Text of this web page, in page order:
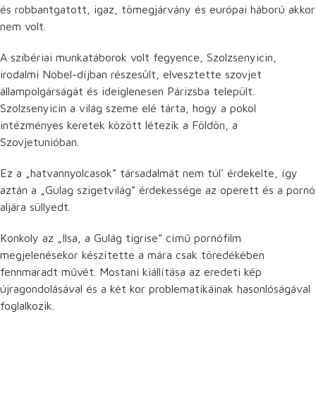
és robbantgatott, igaz, tömegjárvány és európai háború akkor
nem volt.
A szibériai munkatáborok volt fegyence, Szolzsenyicin,
irodalmi Nobel-díjban részesült, elvesztette szovjet
állampolgárságát és ideiglenesen Párizsba települt.
Szolzsenyicin a világ szeme elé tárta, hogy a pokol
intézményes keretek között létezik a Földön, a
Szovjetunióban.
Ez a „hatvannyolcasok” társadalmát nem túl' érdekelte, így
aztán a „Gulag szigetvilág” érdekessége az operett és a pornó
aljára süllyedt.
Konkoly az „Ilsa, a Gulág tigrise” című pornófilm
megjelenésekor készítette a mára csak töredékében
fennmaradt művét. Mostani kiállítása az eredeti kép
újragondolásával és a két kor problematikáinak hasonlóságával
foglalkozik.